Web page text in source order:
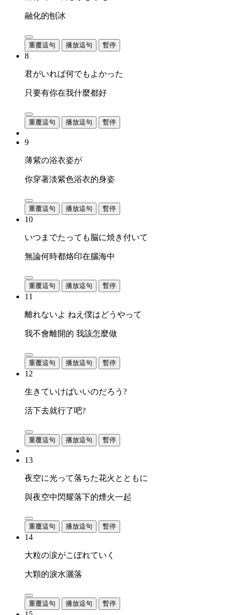
融化的刨冰
重覆這句 播放這句 暫停
8
君がいれば何でもよかった
只要有你在我什麼都好
重覆這句 播放這句 暫停
9
薄紫の浴衣姿が
你穿著淡紫色浴衣的身姿
重覆這句 播放這句 暫停
10
いつまでたっても脳に焼き付いて
無論何時都烙印在腦海中
重覆這句 播放這句 暫停
11
離れないよ ねえ僕はどうやって
我不會離開的 我該怎麼做
重覆這句 播放這句 暫停
12
生きていけばいいのだろう?
活下去就行了吧?
重覆這句 播放這句 暫停
13
夜空に光って落ちた花火とともに
與夜空中閃耀落下的煙火一起
重覆這句 播放這句 暫停
14
大粒の涙がこぼれていく
大顆的淚水灑落
重覆這句 播放這句 暫停